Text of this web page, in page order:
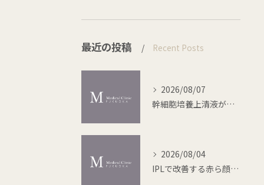
最近の投稿 Recent Posts
2026/08/07
幹細胞培養上清液が切り開く再生医療の未来
2026/08/04
IPLで改善する赤ら顔の最新治療法